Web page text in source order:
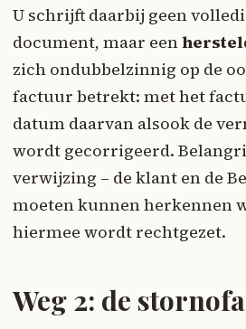
U schrijft daarbij geen
document, maar een
zich ondubbelzinnig op de
factuur betrekt: met het
datum daarvan alsook de
wordt gecorrigeerd.
verwijzing – de klant en de
moeten kunnen herkennen
hiermee wordt rechtgezet.
Weg 2: de